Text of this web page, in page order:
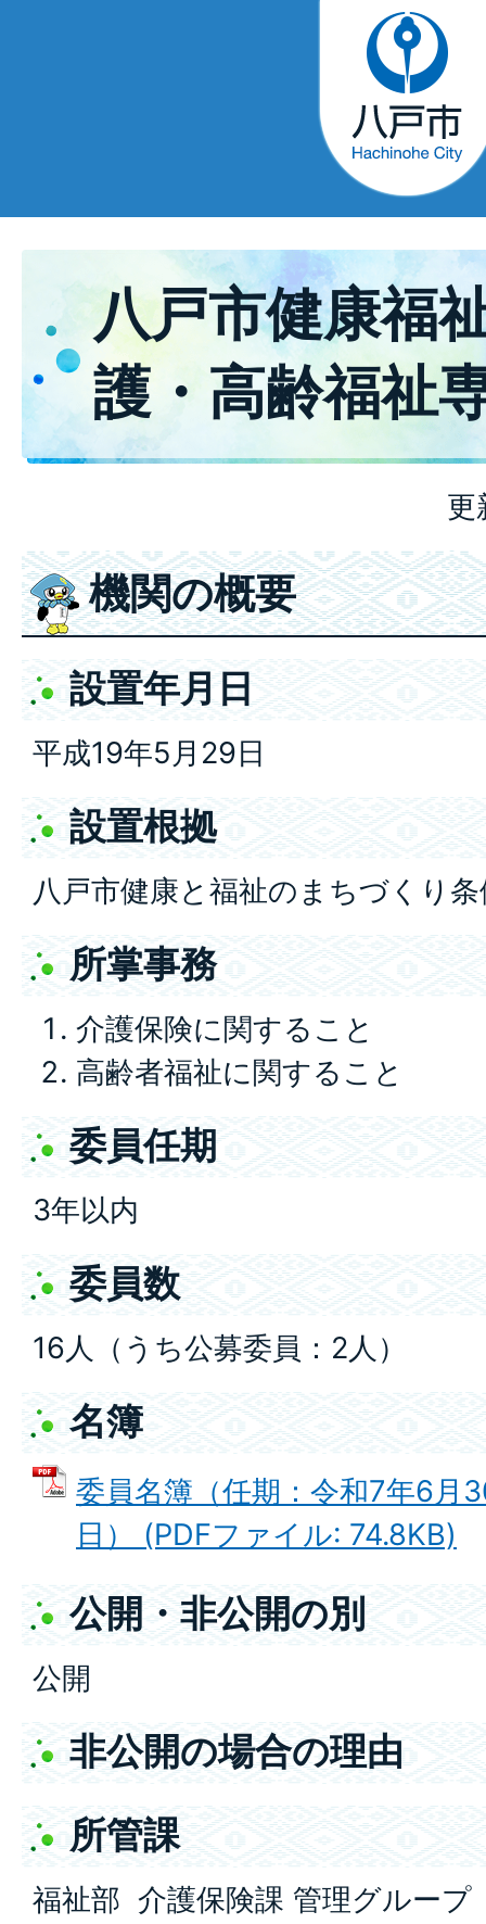
八戸市健康福
護・高齢福祉
更
機関の概要
設置年月日
平成19年5月29日
設置根拠
八戸市健康と福祉のまちづくり
所掌事務
介護保険に関すること
高齢者福祉に関すること
委員任期
3年以内
委員数
16人（うち公募委員：2人）
名簿
委員名簿（任期：令和7年6月
日） (PDFファイル: 74.8KB)
公開・非公開の別
公開
非公開の場合の理由
所管課
福祉部 介護保険課 管理グループ